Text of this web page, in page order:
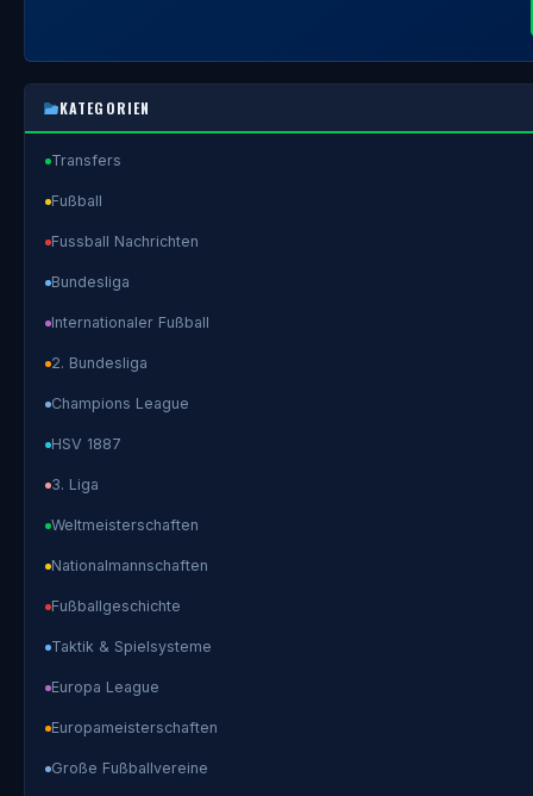
KATEGORIEN
Transfers
Fußball
Fussball Nachrichten
Bundesliga
Internationaler Fußball
2. Bundesliga
Champions League
HSV 1887
3. Liga
Weltmeisterschaften
Nationalmannschaften
Fußballgeschichte
Taktik & Spielsysteme
Europa League
Europameisterschaften
Große Fußballvereine